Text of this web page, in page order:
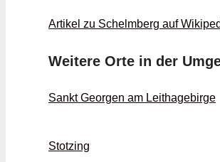
Artikel zu Schelmberg auf
Weitere Orte in der
Sankt Georgen am Leithagebirge
Stotzing